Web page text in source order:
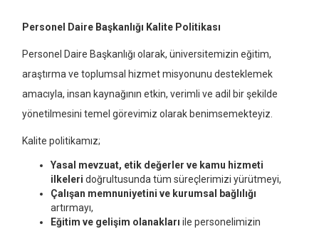
Personel Daire Başkanlığı Kalite Politikası
Personel Daire Başkanlığı olarak, üniversitemizin eğitim,
araştırma ve toplumsal hizmet misyonunu desteklemek
amacıyla, insan kaynağının etkin, verimli ve adil bir şekilde
yönetilmesini temel görevimiz olarak benimsemekteyiz.
Kalite politikamız;
Yasal mevzuat, etik değerler ve kamu hizmeti
ilkeleri doğrultusunda tüm süreçlerimizi yürütmeyi,
Çalışan memnuniyetini ve kurumsal bağlılığı
artırmayı,
Eğitim ve gelişim olanakları ile personelimizin